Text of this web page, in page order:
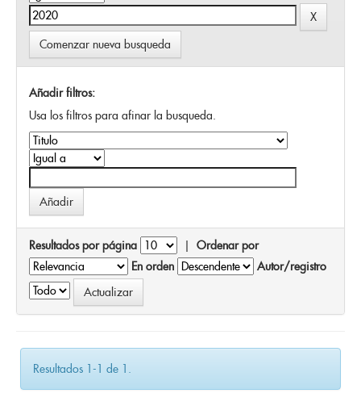
Comenzar nueva busqueda
Añadir filtros:
Usa los filtros para afinar la busqueda.
Resultados por página | Ordenar por
En orden
Autor/registro
Resultados 1-1 de 1.